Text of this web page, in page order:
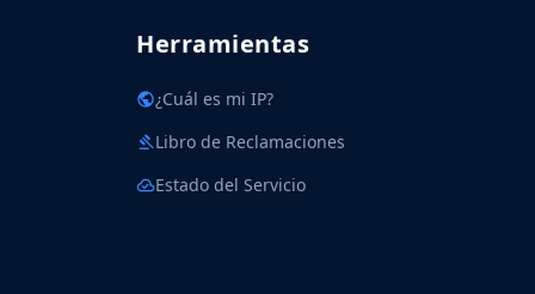
Herramientas
public¿Cuál es mi IP?
gavelLibro de Reclamaciones
cloud_doneEstado del Servicio